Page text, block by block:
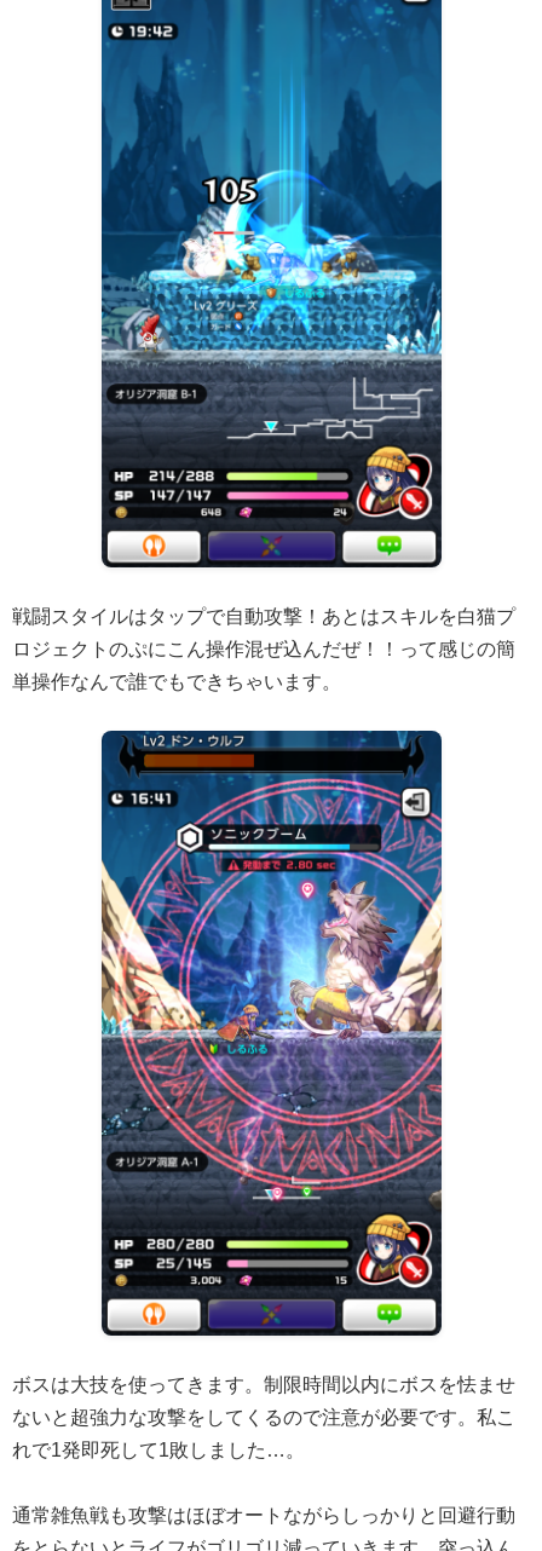
戦闘スタイルはタップで自動攻撃！あとはスキルを白猫プ
ロジェクトのぷにこん操作混ぜ込んだぜ！！って感じの簡
単操作なんで誰でもできちゃいます。
ボスは大技を使ってきます。制限時間以内にボスを怯ませ
ないと超強力な攻撃をしてくるので注意が必要です。私こ
れで1発即死して1敗しました…。
通常雑魚戦も攻撃はほぼオートながらしっかりと回避行動